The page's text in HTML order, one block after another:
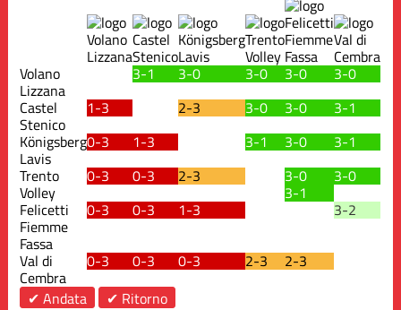
Volano
Lizzana
3-1 3-0 3-0 3-0
3-0
Castel
Stenico
1-3 2-3 3-0 3-0
3-1
Königsberg
Lavis
0-3 1-3 3-1 3-0
3-1
Trento
Volley
0-3 0-3 2-3 3-0
3-1
3-0
Felicetti
Fiemme
Fassa
0-3 0-3 1-3 3-2
Val di
Cembra
0-3 0-3 0-3 2-3
2-3
✔ Andata
✔ Ritorno